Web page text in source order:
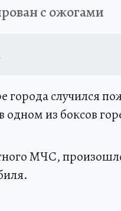
с ожогами
города случился
одном из боксов
МЧС,